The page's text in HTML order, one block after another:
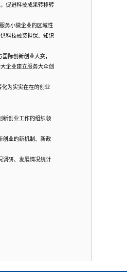
促进科技成果转移转
务小微企业的区域性
科技融资担保、知识
际创新创业大赛，
企业建立服务大众创
为实实在在的创业
新创业工作的组织领
创业的新机制、新政
调研、发展情况统计